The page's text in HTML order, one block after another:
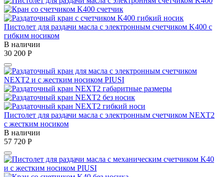
Пистолет для раздачи масла с электронным счетчиком K400 с
гибким носиком
В наличии
30 200 Р
Пистолет для раздачи масла с электронным счетчиком NEXT2
с жестким носиком
В наличии
57 720 Р